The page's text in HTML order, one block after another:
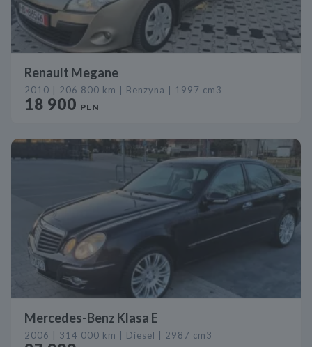
Renault Megane
2010 | 206 800 km | Benzyna | 1997 cm3
18 900 PLN
Mercedes-Benz Klasa E
2006 | 314 000 km | Diesel | 2987 cm3